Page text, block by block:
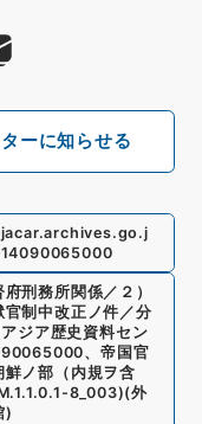
ーに知らせる
刑務所関係／２）
制中改正ノ件／分
ジア歴史資料セン
、帝国官
ノ部（内規ヲ含
8_003)(外
)